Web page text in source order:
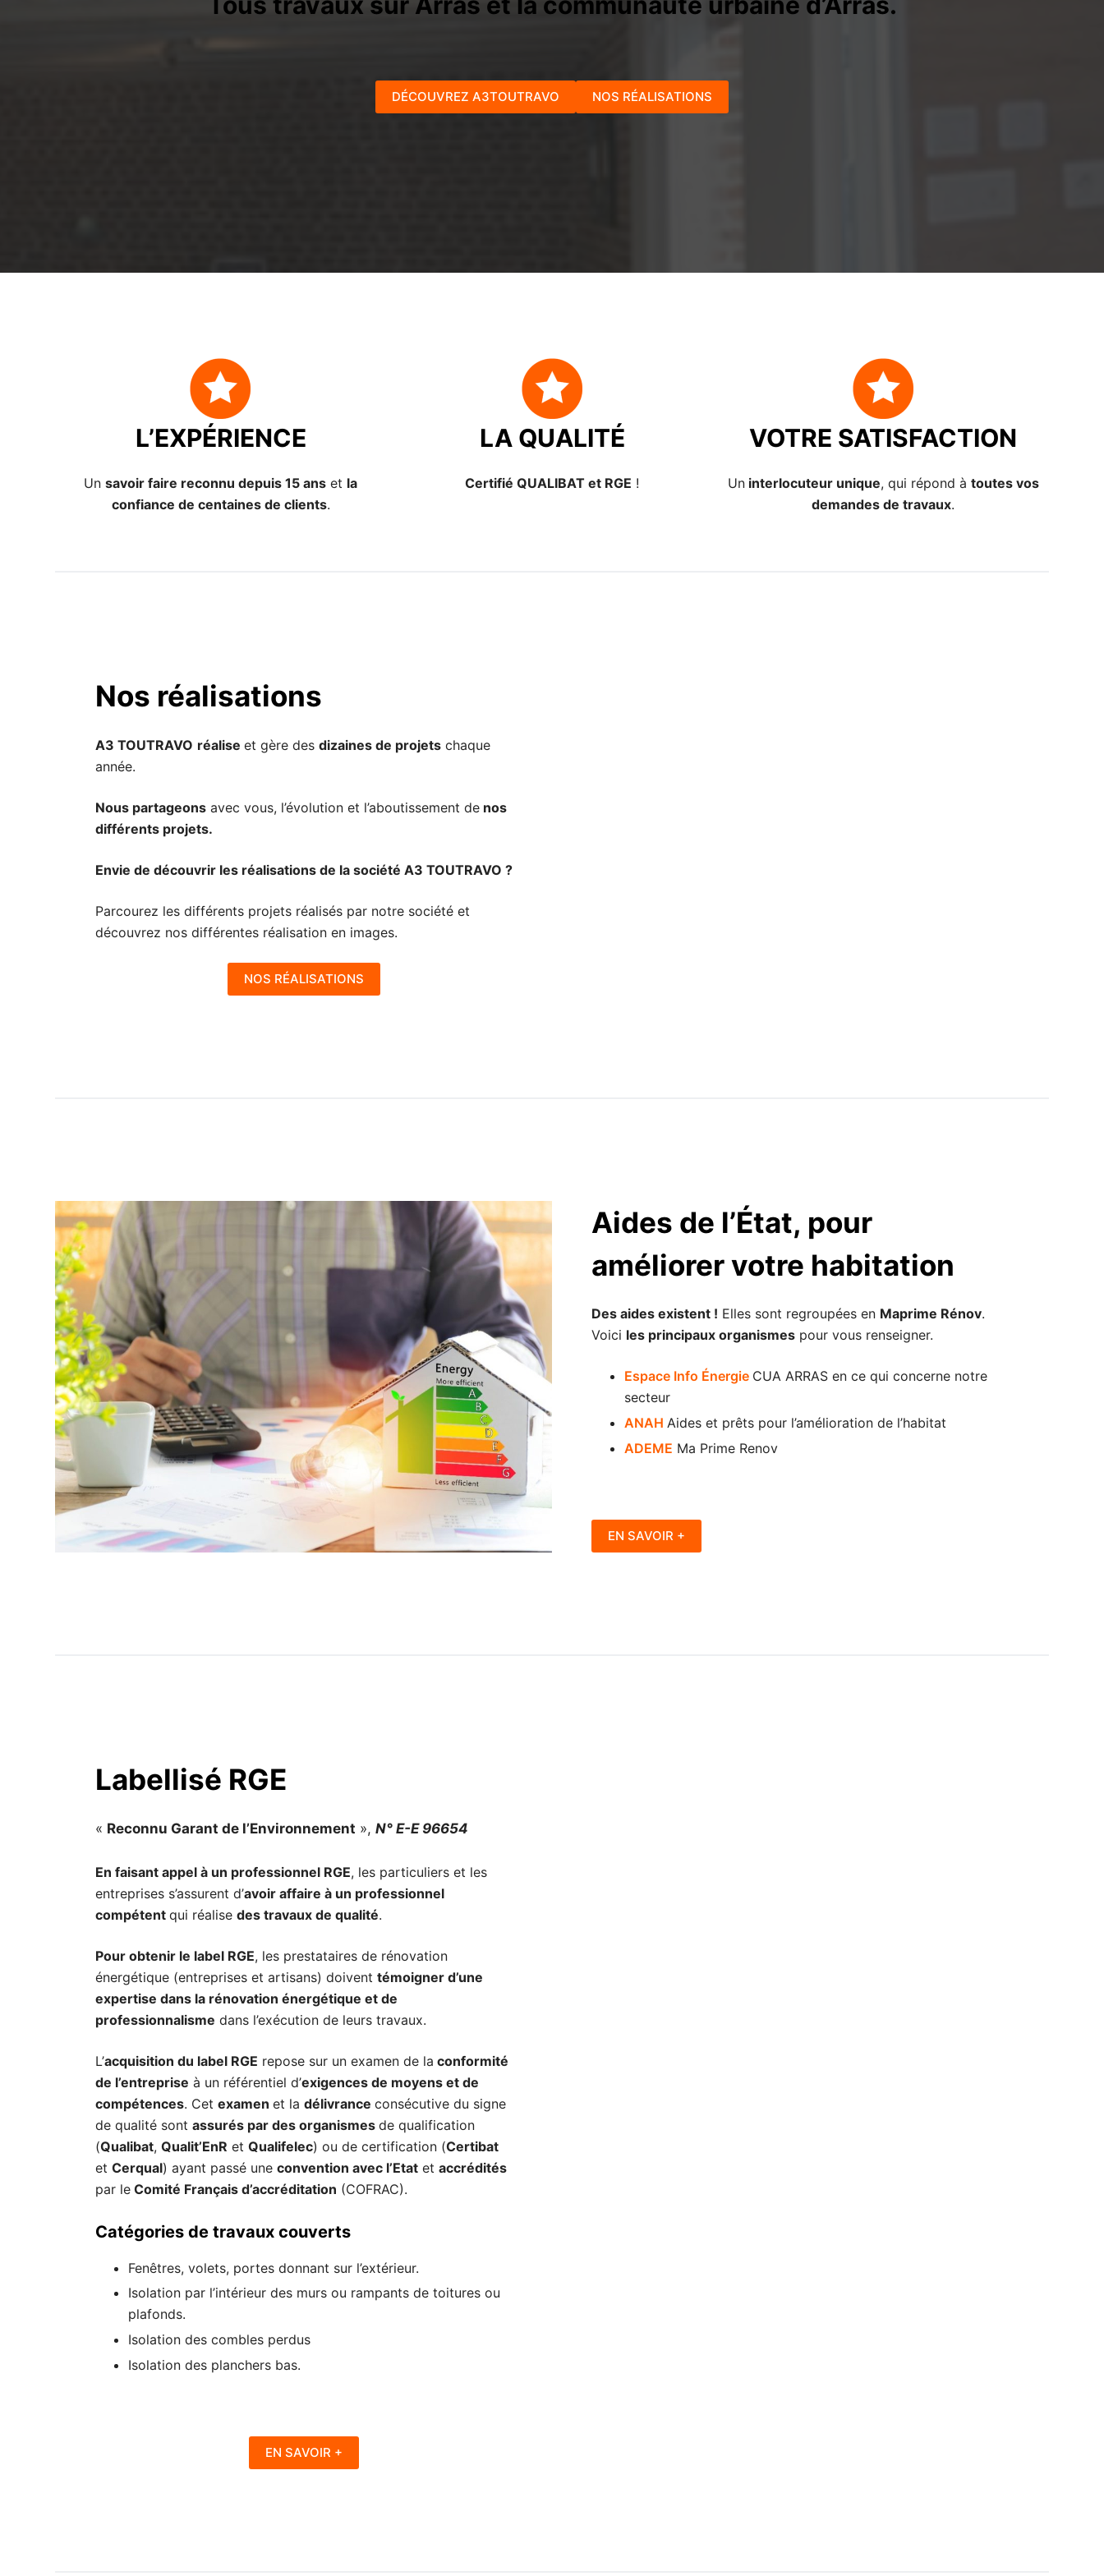
DÉCOUVREZ A3TOUTRAVO NOS RÉALISATIONS
L’EXPÉRIENCE
Unsavoir faire reconnu depuis 15 ans et la
confiance de centaines de clients.
LA QUALITÉ
Certifié QUALIBAT et RGE !
VOTRE SATISFACTION
Uninterlocuteur unique, qui répond à toutes vos
demandes de travaux.
Nos réalisations
A3 TOUTRAVO réalise et gère des dizaines de projetschaque
année.
Nous partageonsavec vous, l’évolution et l’aboutissement denos
différents projets.
Envie de découvrir les réalisations de la société A3 TOUTRAVO ?
Parcourez les différents projets réalisés par notre société et
découvrez nos différentes réalisation en images.
NOS RÉALISATIONS
Aides de l’État, pour
améliorer votre habitation
Des aides existent ! Elles sont regroupées en Maprime Rénov.
Voici les principaux organismes pour vous renseigner.
Espace Info Énergie CUA ARRAS en ce qui concerne notre
secteur
ANAH Aides et prêts pour l’amélioration de l’habitat
ADEME Ma Prime Renov
EN SAVOIR +
Labellisé RGE
« Reconnu Garant de l’Environnement », N° E-E 96654
En faisant appel à un professionnel RGE, les particuliers et les
entreprises s’assurent d’avoir affaire à un professionnel
compétent qui réalise des travaux de qualité.
Pour obtenir le label RGE, les prestataires de rénovation
énergétique (entreprises et artisans) doivent témoigner d’une
expertise dans la rénovation énergétique et de
professionnalisme dans l’exécution de leurs travaux.
L’acquisition du label RGE repose sur un examen de la conformité
de l’entreprise à un référentiel d’exigences de moyens et de
compétences. Cet examen et la délivrance consécutive du signe
de qualité sont assurés par des organismes de qualification
(Qualibat, Qualit’EnR et Qualifelec) ou de certification (Certibat
et Cerqual) ayant passé une convention avec l’Etatet accrédités
par leComité Français d’accréditation (COFRAC).
Catégories de travaux couverts
Fenêtres, volets, portes donnant sur l’extérieur.
Isolation par l’intérieur des murs ou rampants de toitures ou
plafonds.
Isolation des combles perdus
Isolation des planchers bas.
EN SAVOIR +